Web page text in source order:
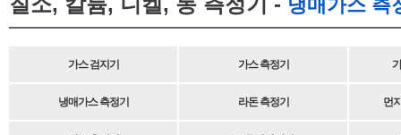
냉매가스 측
가스 검지기 가스 측정기
냉매가스 측정기 라돈 측정기 먼